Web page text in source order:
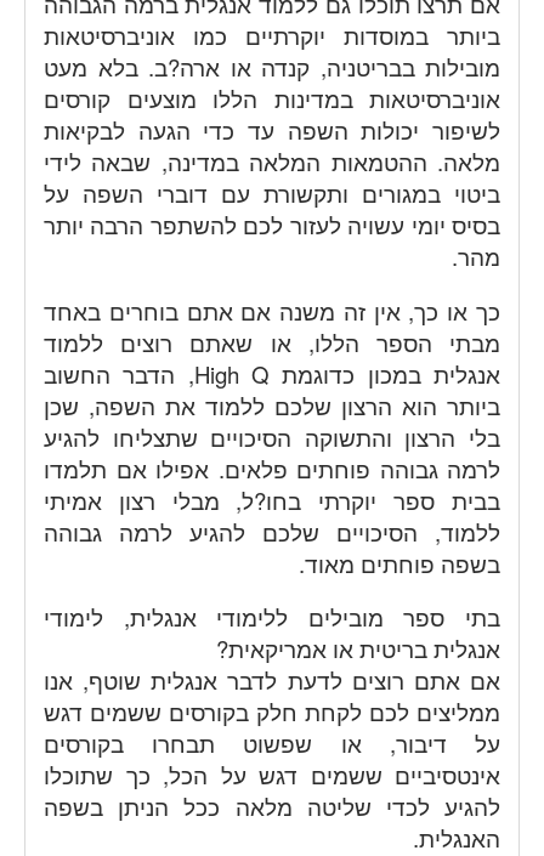
ביותר במוסדות יוקרתיים כמו אוניברסיטאות
מובילות בבריטניה, קנדה או ארה?ב. בלא מעט
אוניברסיטאות במדינות הללו מוצעים קורסים
לשיפור יכולות השפה עד כדי הגעה לבקיאות
מלאה. ההטמאות המלאה במדינה, שבאה לידי
ביטוי במגורים ותקשורת עם דוברי השפה על
בסיס יומי עשויה לעזור לכם להשתפר הרבה יותר
מהר.
כך או כך, אין זה משנה אם אתם בוחרים באחד
מבתי הספר הללו, או שאתם רוצים ללמוד
אנגלית במכון כדוגמת High Q, הדבר החשוב
ביותר הוא הרצון שלכם ללמוד את השפה, שכן
בלי הרצון והתשוקה הסיכויים שתצליחו להגיע
לרמה גבוהה פוחתים פלאים. אפילו אם תלמדו
בבית ספר יוקרתי בחו?ל, מבלי רצון אמיתי
ללמוד, הסיכויים שלכם להגיע לרמה גבוהה
בשפה פוחתים מאוד.
בתי ספר מובילים ללימודי אנגלית, לימודי
אנגלית בריטית או אמריקאית?
אם אתם רוצים לדעת לדבר אנגלית שוטף, אנו
ממליצים לכם לקחת חלק בקורסים ששמים דגש
על דיבור, או שפשוט תבחרו בקורסים
אינטסיביים ששמים דגש על הכל, כך שתוכלו
להגיע לכדי שליטה מלאה ככל הניתן בשפה
האנגלית.